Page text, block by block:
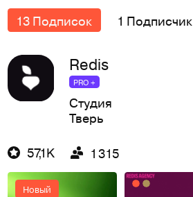
13 Подписок 1 Подписчик
Redis
PRO +
Студия
Тверь
57,1K 1 315
Новый